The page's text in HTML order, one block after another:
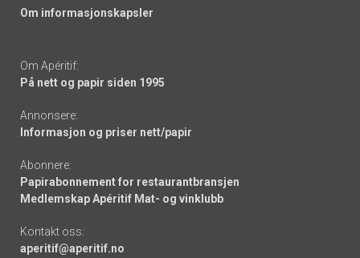
Om informasjonskapsler
Om Apéritif:
På nett og papir siden 1995
Annonsere:
Informasjon og priser nett/papir
Abonnere:
Papirabonnement for restaurantbransjen
Medlemskap Apéritif Mat- og vinklubb
Kontakt oss:
aperitif@aperitif.no